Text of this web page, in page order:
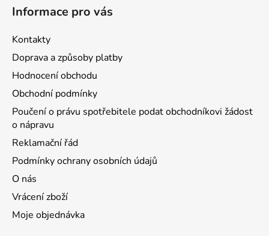
Informace pro vás
Kontakty
Doprava a způsoby platby
Hodnocení obchodu
Obchodní podmínky
Poučení o právu spotřebitele podat obchodníkovi žádost
o nápravu
Reklamační řád
Podmínky ochrany osobních údajů
O nás
Vrácení zboží
Moje objednávka